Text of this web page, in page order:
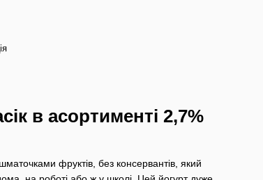
в асортименті 2,7%
фруктів, без консервантів, який